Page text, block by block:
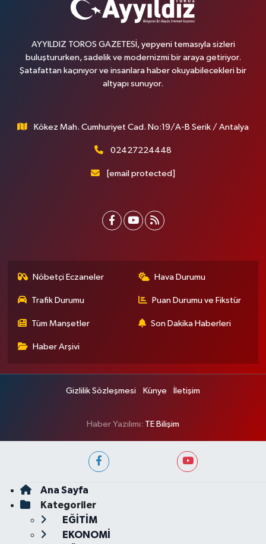
AYYILDIZ TOROS GAZETESİ, yepyeni temasıyla sizleri
buluştururken, sadelik ve modernizmi bir araya getiriyor.
Şatafattan kaçınıyor ve insanlara haber okuyabilecekleri bir
altyapı sunuyor.
Kökez Mah. Cumhuriyet Cad. No:19/A-B Serik / Antalya
02427224448
[email protected]
Nöbetçi Eczaneler Hava Durumu
Trafik Durumu Puan Durumu ve Fikstür
Tüm Manşetler Son Dakika Haberleri
Haber Arşivi
Gizlilik Sözleşmesi Künye İletişim
Haber Yazılımı: TE Bilişim
Ana Sayfa
Kategoriler
EĞİTİM
EKONOMİ